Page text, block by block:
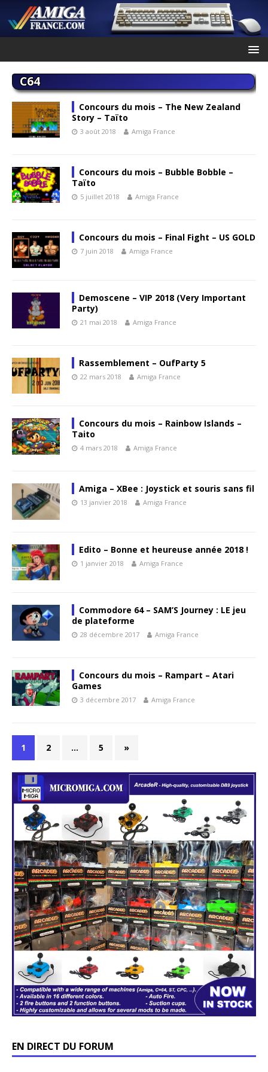
C64
Concours du mois – The New Zealand
Story – Taïto
3 août 2018 Amiga France
Concours du mois – Bubble Bobble –
Taïto
5 juillet 2018 Amiga France
Concours du mois – Final Fight – US GOLD
7 juin 2018 Amiga France
Demoscene – VIP 2018 (Very Important
Party)
21 mai 2018 Amiga France
Rassemblement – OufParty 5
22 mars 2018 Amiga France
Concours du mois – Rainbow Islands –
Taito
4 mars 2018 Amiga France
Amiga – XBee : Joystick et souris sans fil
13 janvier 2018 Amiga France
Edito – Bonne et heureuse année 2018 !
1 janvier 2018 Amiga France
Commodore 64 – SAM’S Journey : LE jeu
de plateforme
28 décembre 2017 Amiga France
Concours du mois – Rampart – Atari
Games
3 décembre 2017 Amiga France
1 2 … 5 »
EN DIRECT DU FORUM